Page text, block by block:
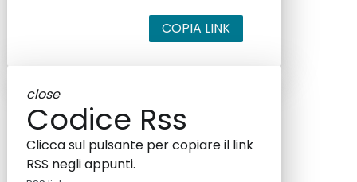
COPIA LINK
close
Codice Rss
Clicca sul pulsante per copiare il link
RSS negli appunti.